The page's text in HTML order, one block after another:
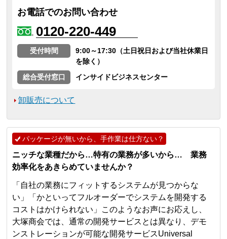
お電話でのお問い合わせ
0120-220-449
受付時間
9:00～17:30（土日祝日および当社休業日
を除く）
総合受付窓口
インサイドビジネスセンター
卸販売について
パッケージが無いから、手作業は仕方ない？
ニッチな業種だから…特有の業務が多いから… 業務
効率化をあきらめていませんか？
「自社の業務にフィットするシステムが見つからな
い」「かといってフルオーダーでシステムを開発する
コストはかけられない」このようなお声にお応えし、
大塚商会では、通常の開発サービスとは異なり、デモ
ンストレーションが可能な開発サービスUniversal